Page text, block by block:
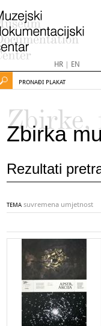
HR| EN
PRONAĐI PLAKAT
Zbirke,
Zbirka
Rezultati
TEMA suvremena umjetnost